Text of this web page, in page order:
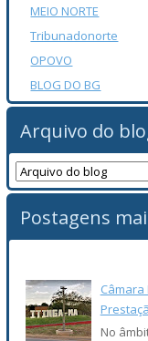
MEIO NORTE
Tribunadonorte
OPOVO
BLOG DO BG
Arquivo do
Postagens
No